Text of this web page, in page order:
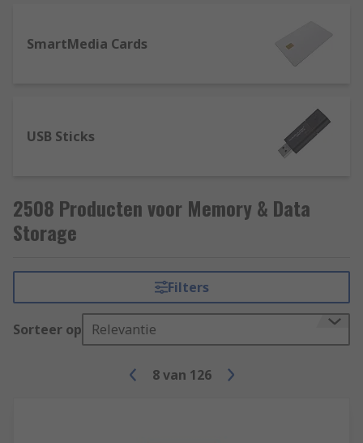
SmartMedia Cards
USB Sticks
2508 Producten voor Memory & Data
Storage
Filters
Sorteer op Relevantie
8 van 126